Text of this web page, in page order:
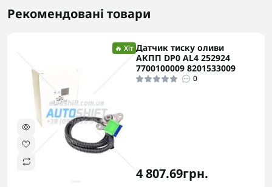
Рекомендовані товари
🔥 Хіт Датчик тиску оливи
АКПП DP0 AL4 252924
7700100009 8201533009
0
4 807.69грн.